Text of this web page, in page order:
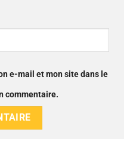
e-mail et mon site dans le
commentaire.